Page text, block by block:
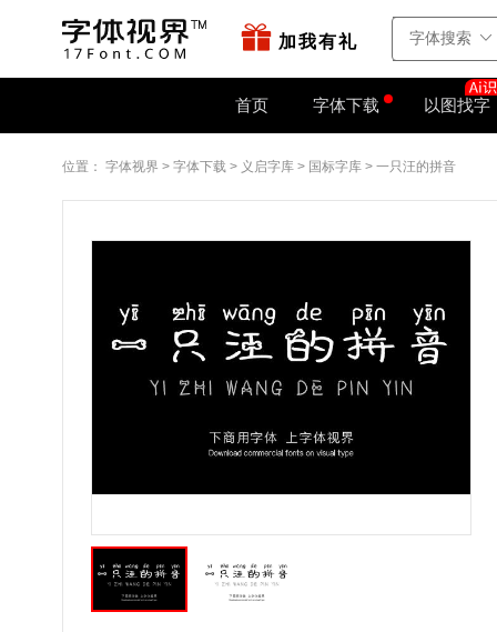
加我有礼
首页 字体下载 以图找字
位置： 字体视界 > 字体下载 > 义启字库 > 国标字库 > 一只汪的拼音